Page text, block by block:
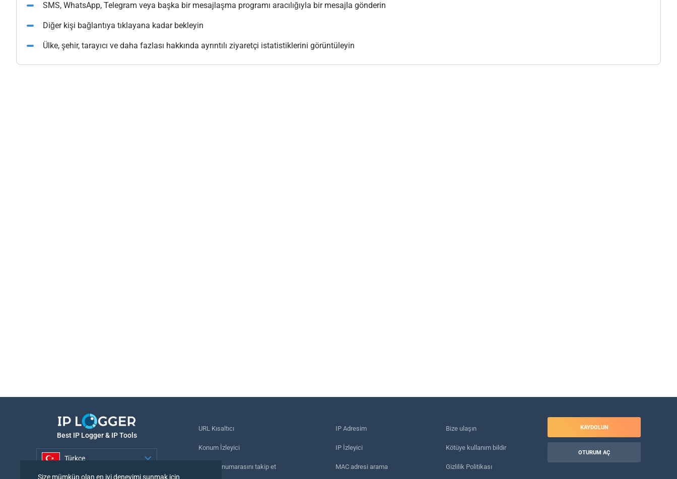
SMS, WhatsApp, Telegram veya başka bir mesajlaşma programı aracılığıyla bir mesajla gönderin
Diğer kişi bağlantıya tıklayana kadar bekleyin
Ülke, şehir, tarayıcı ve daha fazlası hakkında ayrıntılı ziyaretçi istatistiklerini görüntüleyin
Best IP Logger & IP Tools
Türkçe
URL Kısaltıcı
Konum İzleyici
Telefon numarasını takip et
IP Adresim
IP İzleyici
MAC adresi arama
Bize ulaşın
Kötüye kullanım bildir
Gizlilik Politikası
KAYDOLUN
OTURUM AÇ
Size mümkün olan en iyi deneyimi sunmak için